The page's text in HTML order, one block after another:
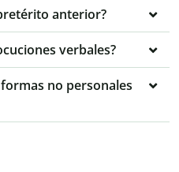
anterior?
verbales?
no personales